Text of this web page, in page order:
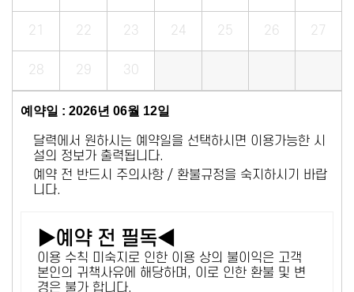
21 22 23 24 25 26 27
28 29 30
예약일 : 2026년 06월 12일
달력에서 원하시는 예약일을 선택하시면 이용가능한 시
설의 정보가 출력됩니다.
예약 전 반드시 주의사항 / 환불규정을 숙지하시기 바랍
니다.
▶예약 전 필독◀
이용 수칙 미숙지로 인한 이용 상의 불이익은 고객
본인의 귀책사유에 해당하며, 이로 인한 환불 및 변
경은 불가 합니다.